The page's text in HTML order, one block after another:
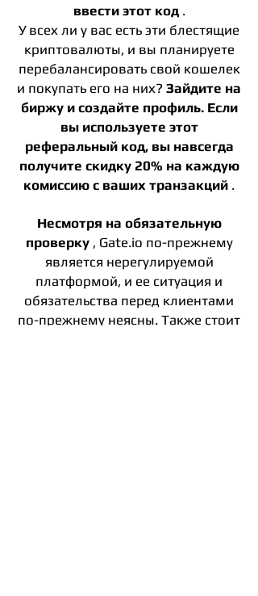
ввести этот код.
У всех ли у вас есть эти блестящие
криптовалюты, и вы планируете
перебалансировать свой кошелек
и покупать его на них? Зайдите на
биржу и создайте профиль. Если
вы используете этот
реферальный код, вы навсегда
получите скидку 20% на каждую
комиссию с ваших транзакций .
Несмотря на обязательную
проверку, Gate.io по-прежнему
является нерегулируемой
платформой, и ее ситуация и
обязательства перед клиентами
по-прежнему неясны. Также стоит